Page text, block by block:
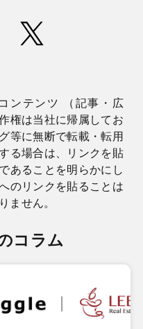
ンテンツ （記事・広
権は当社に帰属してお
等に無断で転載・転用
る場合は、リンクを貼
あることを明らかにし
のリンクを貼ることは
ません。
コラム